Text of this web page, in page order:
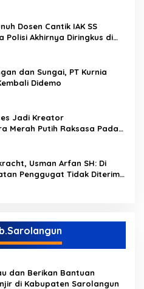
Dosen Cantik IAK SS
Polisi Akhirnya Diringkus di
dan Sungai, PT Kurnia
Didemo
Jadi Kreator
Merah Putih Raksasa Pada
di Tebo
Usman Arfan SH: Di
Penggugat Tidak Diterima
dan Berikan Bantuan
di Kabupaten Sarolangun